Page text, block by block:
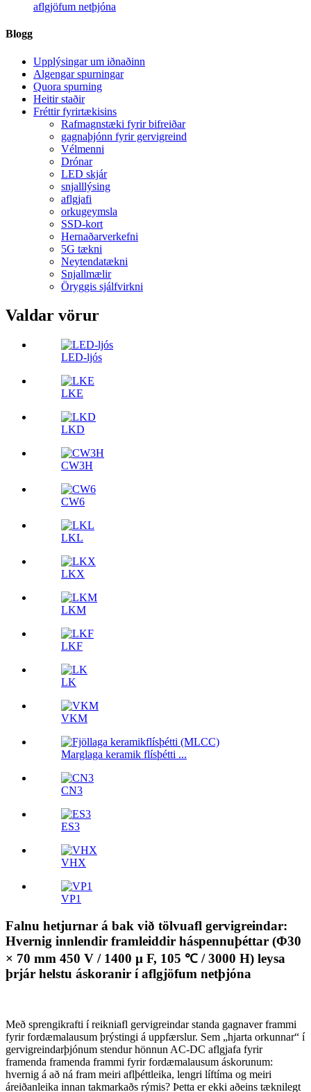
aflgjöfum netþjóna
Blogg
Upplýsingar um iðnaðinn
Algengar spurningar
Quora spurning
Heitir staðir
Fréttir fyrirtækisins
Rafmagnstæki fyrir bifreiðar
gagnaþjónn fyrir gervigreind
Vélmenni
Drónar
LED skjár
snjalllýsing
aflgjafi
orkugeymsla
SSD-kort
Hernaðarverkefni
5G tækni
Neytendatækni
Snjallmælir
Öryggis sjálfvirkni
Valdar vörur
LED-ljós
LKE
LKD
CW3H
CW6
LKL
LKX
LKM
LKF
LK
VKM
Marglaga keramik flísþétti ...
CN3
ES3
VHX
VP1
Falnu hetjurnar á bak við tölvuafl gervigreindar:
Hvernig innlendir framleiddir háspennuþéttar (Φ30
× 70 mm 450 V / 1400 µ F, 105 ℃ / 3000 H) leysa
þrjár helstu áskoranir í aflgjöfum netþjóna
Með sprengikrafti í reikniafl gervigreindar standa gagnaver frammi
fyrir fordæmalausum þrýstingi á uppfærslur. Sem „hjarta orkunnar“ í
gervigreindarþjónum stendur hönnun AC-DC aflgjafa fyrir
framenda framenda frammi fyrir fordæmalausum áskorunum:
hvernig á að ná fram meiri aflþéttleika, lengri líftíma og meiri
áreiðanleika innan takmarkaðs rýmis? Þetta er ekki aðeins tæknilegt